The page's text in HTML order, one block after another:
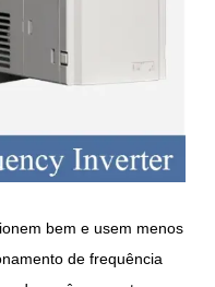
bem e usem menos
de frequência